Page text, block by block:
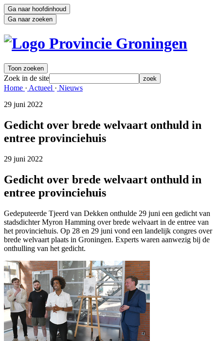
Ga naar hoofdinhoud
Ga naar zoeken
Toon zoeken
Zoek in de site zoek
Home · Actueel · Nieuws
29 juni 2022
Gedicht over brede welvaart onthuld in
entree provinciehuis
29 juni 2022
Gedicht over brede welvaart onthuld in
entree provinciehuis
Gedeputeerde Tjeerd van Dekken onthulde 29 juni een gedicht van
stadsdichter Myron Hamming over brede welvaart in de entree van
het provinciehuis. Op 28 en 29 juni vond een landelijk congres over
brede welvaart plaats in Groningen. Experts waren aanwezig bij de
onthulling van het gedicht.